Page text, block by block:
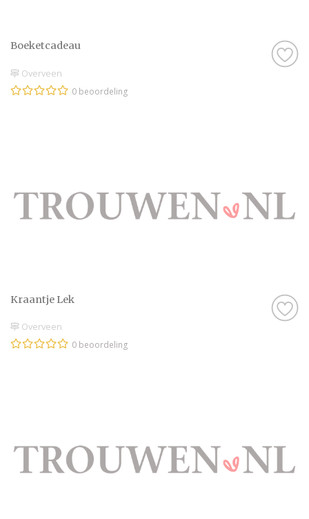
Boeketcadeau
Overveen
0 beoordeling
Kraantje Lek
Overveen
0 beoordeling